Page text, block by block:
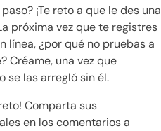
¡Te reto a que le des una
próxima vez que te registres
línea, ¿por qué no pruebas a
Créame, una vez que
se las arregló sin él.
Comparta sus
en los comentarios a